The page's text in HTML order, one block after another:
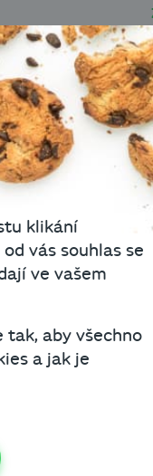
Produkty
klikání
vás souhlas se
ve vašem
tak, aby všechno
a jak je